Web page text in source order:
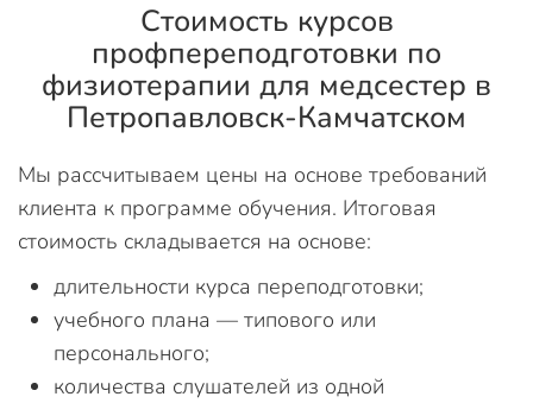
Стоимость курсов
профпереподготовки по
физиотерапии для медсестер в
Петропавловск-Камчатском
Мы рассчитываем цены на основе требований
клиента к программе обучения. Итоговая
стоимость складывается на основе:
длительности курса переподготовки;
учебного плана — типового или
персонального;
количества слушателей из одной